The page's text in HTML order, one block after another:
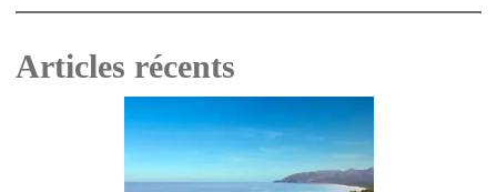
Articles récents